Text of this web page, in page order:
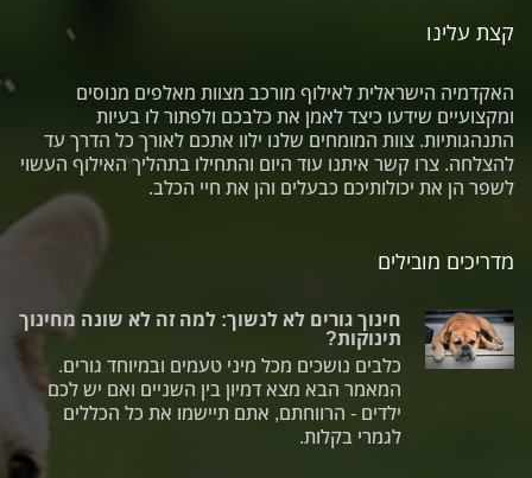
מדריכים מובילים
חינוך גורים לא לנשוך: למה זה לא שונה מחינוך
תינוקות?
כלבים נושכים מכל מיני טעמים ובמיוחד גורים.
המאמר הבא מצא דמיון בין השניים ואם יש לכם
ילדים - הרווחתם, אתם תיישמו את כל הכללים
לגמרי בקלות.
קצת עלינו
האקדמיה הישראלית לאילוף מורכב מצוות מאלפים מנוסים
ומקצועיים שידעו כיצד לאמן את כלבכם ולפתור לו בעיות
התנהגותיות. צוות המומחים שלנו ילוו אתכם לאורך כל הדרך עד
להצלחה. צרו קשר איתנו עוד היום והתחילו בתהליך האילוף העשוי
לשפר הן את יכולותיכם כבעלים והן את חיי הכלב.